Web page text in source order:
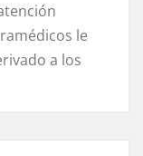
le
a los